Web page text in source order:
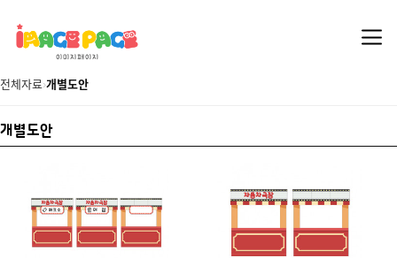
전체자료›개별도안
개별도안